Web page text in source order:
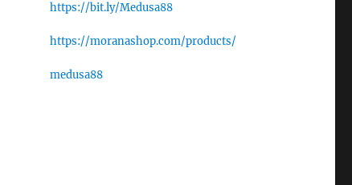
https://bit.ly/Medusa88
https://moranashop.com/products/
medusa88